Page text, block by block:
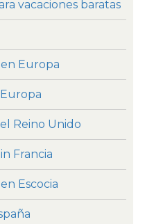
vacaciones baratas
Europa
Reino Unido
Francia
Escocia